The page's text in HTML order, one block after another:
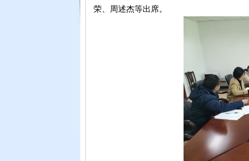
荣、周述杰等出席。